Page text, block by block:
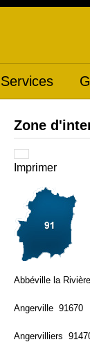
Services
Zone
Imprimer
Abbéville la
Angerville 91670
Angervilliers